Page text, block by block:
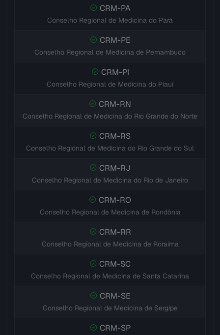
CRM-PA
Conselho Regional de Medicina do Pará
CRM-PE
Conselho Regional de Medicina de Pernambuco
CRM-PI
Conselho Regional de Medicina do Piauí
CRM-RN
Conselho Regional de Medicina do Rio Grande do Norte
CRM-RS
Conselho Regional de Medicina do Rio Grande do Sul
CRM-RJ
Conselho Regional de Medicina do Rio de Janeiro
CRM-RO
Conselho Regional de Medicina de Rondônia
CRM-RR
Conselho Regional de Medicina de Roraima
CRM-SC
Conselho Regional de Medicina de Santa Catarina
CRM-SE
Conselho Regional de Medicina de Sergipe
CRM-SP